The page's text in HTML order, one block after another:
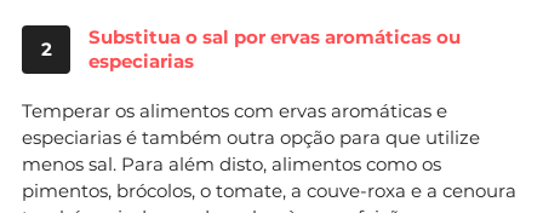
2
Substitua o sal por ervas aromáticas ou
especiarias
Temperar os alimentos com ervas aromáticas e
especiarias é também outra opção para que utilize
menos sal. Para além disto, alimentos como os
pimentos, brócolos, o tomate, a couve-roxa e a cenoura